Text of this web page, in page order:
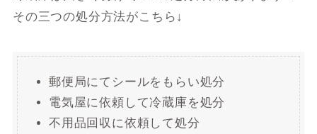
その三つの処分方法がこちら↓
郵便局にてシールをもらい処分
電気屋に依頼して冷蔵庫を処分
不用品回収に依頼して処分